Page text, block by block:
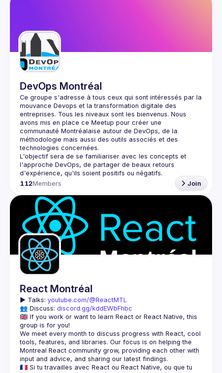
DevOps Montréal
Ce groupe s'adresse à tous ceux qui sont intéressés par la
mouvance Devops et la transformation digitale des
entreprises. Tous les niveaux sont les bienvenus. Nous
avons mis en place ce Meetup pour créer une
communauté Montréalaise autour de DevOps, de la
méthodologie mais aussi des outils associés et des
L'objectif sera de se familiariser avec les concepts et
l'approche DevOps, de partager de beaux retours
112Members Join
React Montréal
▶️ Talks: youtube.com/@ReactMTL
👥 Discuss: discord.gg/kddEWbFhbc
🇬🇧 If you work or want to learn React or React Native, this
We meet every month to discuss progress with React, cool
tools, features, and libraries. Our focus is on helping the
Montreal React community grow, providing each other with
🇫🇷 Si tu travailles avec React ou React Native, ou que tu